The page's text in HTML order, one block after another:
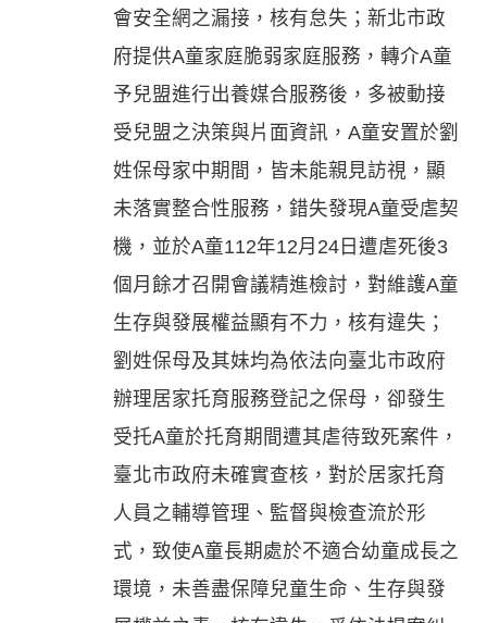
會安全網之漏接，核有怠失；新北市政
府提供A童家庭脆弱家庭服務，轉介A童
予兒盟進行出養媒合服務後，多被動接
受兒盟之決策與片面資訊，A童安置於劉
姓保母家中期間，皆未能親見訪視，顯
未落實整合性服務，錯失發現A童受虐契
機，並於A童112年12月24日遭虐死後3
個月餘才召開會議精進檢討，對維護A童
生存與發展權益顯有不力，核有違失；
劉姓保母及其妹均為依法向臺北市政府
辦理居家托育服務登記之保母，卻發生
受托A童於托育期間遭其虐待致死案件，
臺北市政府未確實查核，對於居家托育
人員之輔導管理、監督與檢查流於形
式，致使A童長期處於不適合幼童成長之
環境，未善盡保障兒童生命、生存與發